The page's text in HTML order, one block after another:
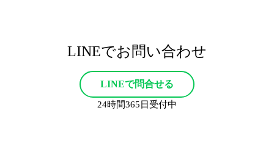
LINEでお問い合わせ
LINEで問合せる
24時間365日受付中